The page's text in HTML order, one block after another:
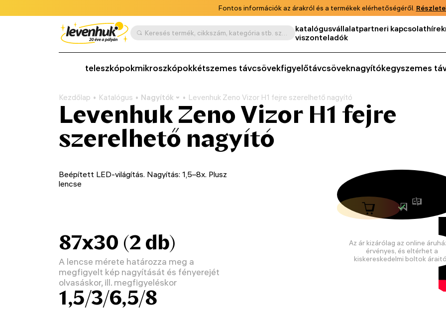
Fontos információk az árakról és a termékek elérhetőségéről.
Keresés termék, cikkszám, kategória stb. szerint katalógusvállalatpartneri kapcsolathírek
viszonteladók
teleszkópokmikroszkópokkétszemes távcsövekfigyelőtávcsöveknagyítókegyszemes
Kezdőlap Katalógus Nagyítók Levenhuk Zeno Vizor H1 fejre szerelhető nagyító
Levenhuk Zeno Vizor H1 fejre
szerelhető nagyító
Az ár kizárólag az online
érvényes, és eltérhet a
kiskereskedelmi boltok
Beépített LED-világítás. Nagyítás: 1,5–8x. Plusz
lencse
87x30 (2 db)
A lencse mérete határozza meg a
megfigyelt kép nagyítását és fényerejét
olvasáskor, ill. megfigyeléskor
1,5/3/6,5/8